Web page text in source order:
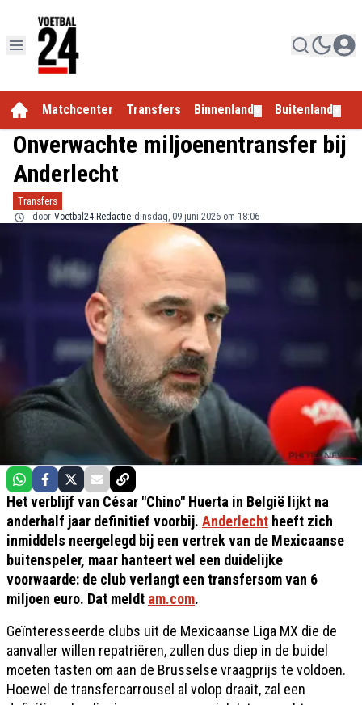
Matchcenter Transfers Binnenland Buitenland
Onverwachte miljoenentransfer bij
Anderlecht
Transfers
door Voetbal24 Redactie dinsdag, 09 juni 2026 om 18:06
Het verblijf van César "Chino" Huerta in België lijkt na
anderhalf jaar definitief voorbij. Anderlecht heeft zich
inmiddels neergelegd bij een vertrek van de Mexicaanse
buitenspeler, maar hanteert wel een duidelijke
voorwaarde: de club verlangt een transfersom van 6
miljoen euro. Dat meldt am.com.
Geïnteresseerde clubs uit de Mexicaanse Liga MX die de
aanvaller willen repatriëren, zullen dus diep in de buidel
moeten tasten om aan de Brusselse vraagprijs te voldoen.
Hoewel de transfercarrousel al volop draait, zal een